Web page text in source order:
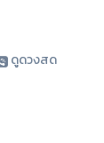
ดูดวงสด